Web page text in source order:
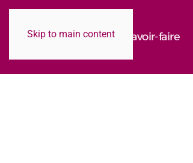
Skip to main content
La boutique L'équipe Savoir-faire